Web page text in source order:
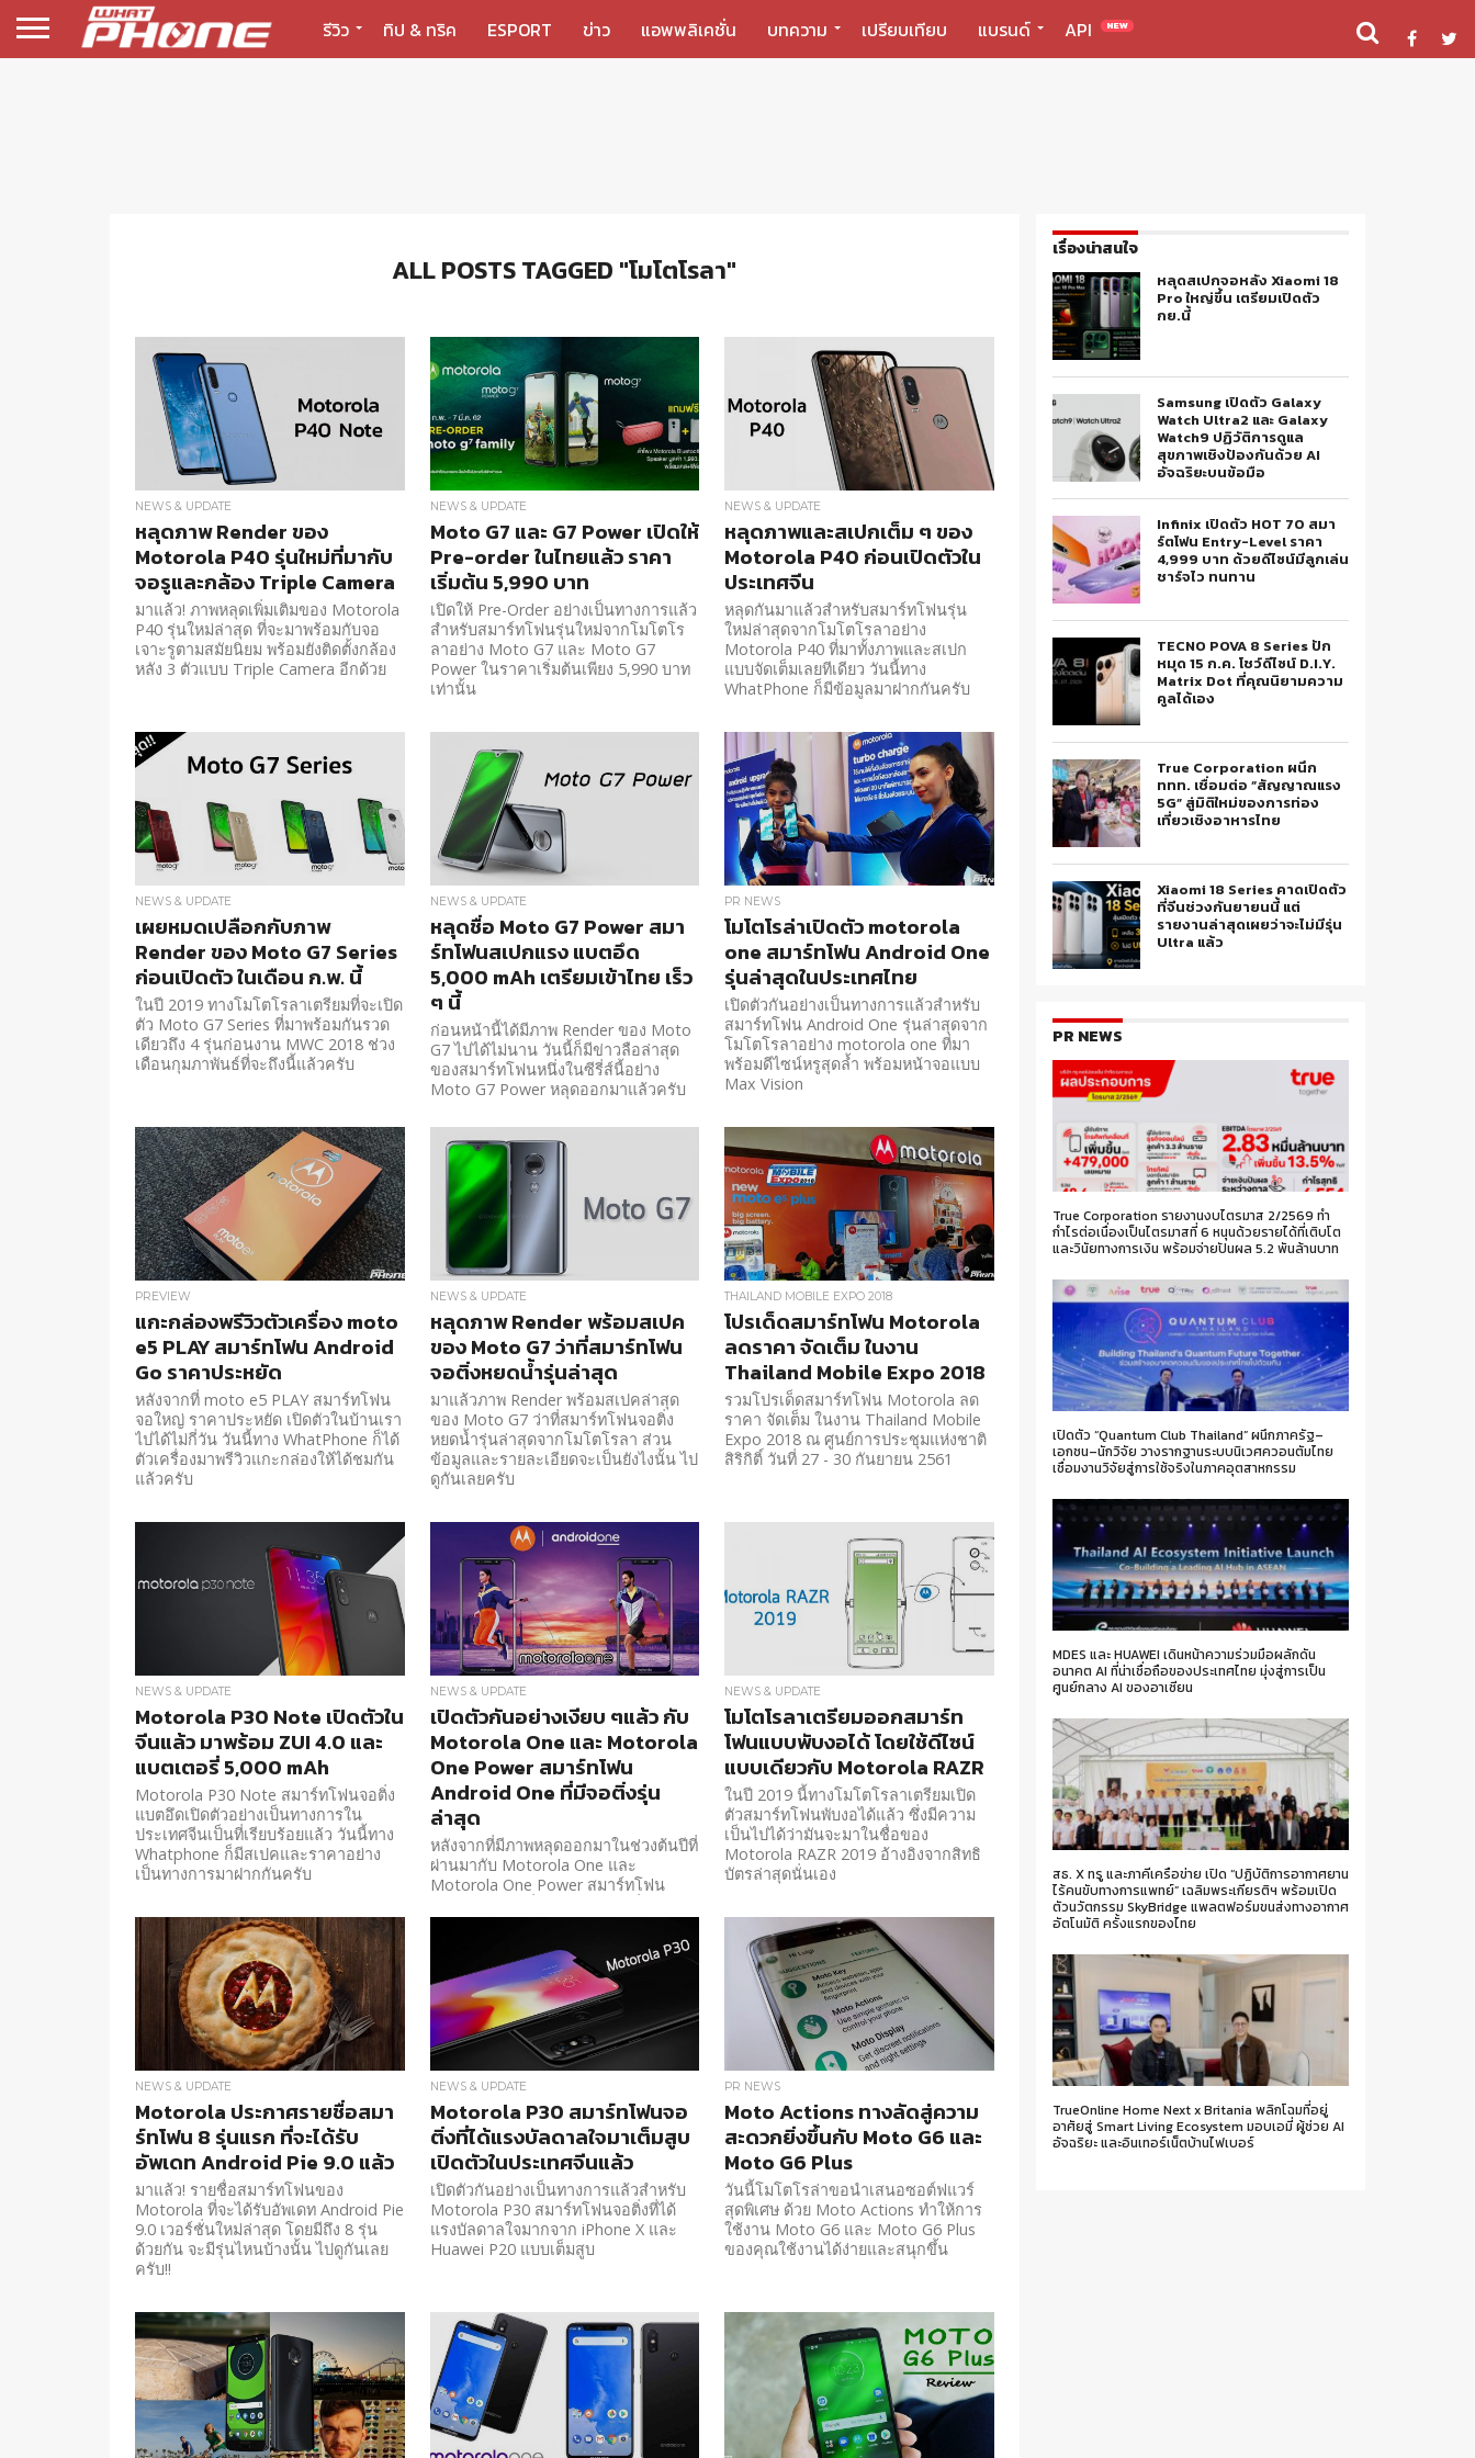
รีวิว ทิป & ทริค ESPORT ข่าว แอพพลิเคชั่น บทความ เปรียบเทียบ แบรนด์ API NEW
ALL POSTS TAGGED "โมโตโรลา"
NEWS & UPDATE
หลุดภาพ Render ของ
Motorola P40 รุ่นใหม่ที่มากับ
จอรูและกล้อง Triple Camera
มาแล้ว! ภาพหลุดเพิ่มเติมของ Motorola
P40 รุ่นใหม่ล่าสุด ที่จะมาพร้อมกับจอ
เจาะรูตามสมัยนิยม พร้อมยังติดตั้งกล้อง
หลัง 3 ตัวแบบ Triple Camera อีกด้วย
NEWS & UPDATE
Moto G7 และ G7 Power เปิดให้
Pre-order ในไทยแล้ว ราคา
เริ่มต้น 5,990 บาท
เปิดให้ Pre-Order อย่างเป็นทางการแล้ว
สำหรับสมาร์ทโฟนรุ่นใหม่จากโมโตโร
ลาอย่าง Moto G7 และ Moto G7
Power ในราคาเริ่มต้นเพียง 5,990 บาท
เท่านั้น
NEWS & UPDATE
หลุดภาพและสเปกเต็ม ๆ ของ
Motorola P40 ก่อนเปิดตัวใน
ประเทศจีน
หลุดกันมาแล้วสำหรับสมาร์ทโฟนรุ่น
ใหม่ล่าสุดจากโมโตโรลาอย่าง
Motorola P40 ที่มาทั้งภาพและสเปก
แบบจัดเต็มเลยทีเดียว วันนี้ทาง
WhatPhone ก็มีข้อมูลมาฝากกันครับ
NEWS & UPDATE
เผยหมดเปลือกกับภาพ
Render ของ Moto G7 Series
ก่อนเปิดตัว ในเดือน ก.พ. นี้
ในปี 2019 ทางโมโตโรลาเตรียมที่จะเปิด
ตัว Moto G7 Series ที่มาพร้อมกันรวด
เดียวถึง 4 รุ่นก่อนงาน MWC 2018 ช่วง
เดือนกุมภาพันธ์ที่จะถึงนี้แล้วครับ
NEWS & UPDATE
หลุดชื่อ Moto G7 Power สมา
ร์ทโฟนสเปกแรง แบตอึด
5,000 mAh เตรียมเข้าไทย เร็ว
ๆ นี้
ก่อนหน้านี้ได้มีภาพ Render ของ Moto
G7 ไปได้ไม่นาน วันนี้ก็มีข่าวลือล่าสุด
ของสมาร์ทโฟนหนึ่งในซีรี่ส์นี้อย่าง
Moto G7 Power หลุดออกมาแล้วครับ
PR NEWS
โมโตโรล่าเปิดตัว motorola
one สมาร์ทโฟน Android One
รุ่นล่าสุดในประเทศไทย
เปิดตัวกันอย่างเป็นทางการแล้วสำหรับ
สมาร์ทโฟน Android One รุ่นล่าสุดจาก
โมโตโรลาอย่าง motorola one ที่มา
พร้อมดีไซน์หรูสุดล้ำ พร้อมหน้าจอแบบ
Max Vision
PREVIEW
แกะกล่องพรีวิวตัวเครื่อง moto
e5 PLAY สมาร์ทโฟน Android
Go ราคาประหยัด
หลังจากที่ moto e5 PLAY สมาร์ทโฟน
จอใหญ่ ราคาประหยัด เปิดตัวในบ้านเรา
ไปได้ไม่กี่วัน วันนี้ทาง WhatPhone ก็ได้
ตัวเครื่องมาพรีวิวแกะกล่องให้ได้ชมกัน
แล้วครับ
NEWS & UPDATE
หลุดภาพ Render พร้อมสเปค
ของ Moto G7 ว่าที่สมาร์ทโฟน
จอติ่งหยดน้ำรุ่นล่าสุด
มาแล้วภาพ Render พร้อมสเปคล่าสุด
ของ Moto G7 ว่าที่สมาร์ทโฟนจอติ่ง
หยดน้ำรุ่นล่าสุดจากโมโตโรลา ส่วน
ข้อมูลและรายละเอียดจะเป็นยังไงนั้น ไป
ดูกันเลยครับ
THAILAND MOBILE EXPO 2018
โปรเด็ดสมาร์ทโฟน Motorola
ลดราคา จัดเต็ม ในงาน
Thailand Mobile Expo 2018
รวมโปรเด็ดสมาร์ทโฟน Motorola ลด
ราคา จัดเต็ม ในงาน Thailand Mobile
Expo 2018 ณ ศูนย์การประชุมแห่งชาติ
สิริกิติ์ วันที่ 27 - 30 กันยายน 2561
NEWS & UPDATE
Motorola P30 Note เปิดตัวใน
จีนแล้ว มาพร้อม ZUI 4.0 และ
แบตเตอรี่ 5,000 mAh
Motorola P30 Note สมาร์ทโฟนจอติ่ง
แบตอึดเปิดตัวอย่างเป็นทางการใน
ประเทศจีนเป็นที่เรียบร้อยแล้ว วันนี้ทาง
Whatphone ก็มีสเปคและราคาอย่าง
เป็นทางการมาฝากกันครับ
NEWS & UPDATE
เปิดตัวกันอย่างเงียบ ๆแล้ว กับ
Motorola One และ Motorola
One Power สมาร์ทโฟน
Android One ที่มีจอติ่งรุ่น
ล่าสุด
หลังจากที่มีภาพหลุดออกมาในช่วงต้นปีที่
ผ่านมากับ Motorola One และ
Motorola One Power สมาร์ทโฟน
ล่าสุด ก็ได้เปิดตัวแล้ว
NEWS & UPDATE
โมโตโรลาเตรียมออกสมาร์ท
โฟนแบบพับงอได้ โดยใช้ดีไซน์
แบบเดียวกับ Motorola RAZR
ในปี 2019 นี้ทางโมโตโรลาเตรียมเปิด
ตัวสมาร์ทโฟนพับงอได้แล้ว ซึ่งมีความ
เป็นไปได้ว่ามันจะมาในชื่อของ
Motorola RAZR 2019 อ้างอิงจากสิทธิ
บัตรล่าสุดนั่นเอง
NEWS & UPDATE
Motorola ประกาศรายชื่อสมา
ร์ทโฟน 8 รุ่นแรก ที่จะได้รับ
อัพเดท Android Pie 9.0 แล้ว
มาแล้ว! รายชื่อสมาร์ทโฟนของ
Motorola ที่จะได้รับอัพเดท Android Pie
9.0 เวอร์ชั่นใหม่ล่าสุด โดยมีถึง 8 รุ่น
ด้วยกัน จะมีรุ่นไหนบ้างนั้น ไปดูกันเลย
ครับ!!
NEWS & UPDATE
Motorola P30 สมาร์ทโฟนจอ
ติ่งที่ได้แรงบัลดาลใจมาเต็มสูบ
เปิดตัวในประเทศจีนแล้ว
เปิดตัวกันอย่างเป็นทางการแล้วสำหรับ
Motorola P30 สมาร์ทโฟนจอติ่งที่ได้
แรงบัลดาลใจมากจาก iPhone X และ
Huawei P20 แบบเต็มสูบ
PR NEWS
Moto Actions ทางลัดสู่ความ
สะดวกยิ่งขึ้นกับ Moto G6 และ
Moto G6 Plus
วันนี้โมโตโรล่าขอนำเสนอซอต์ฟแวร์
สุดพิเศษ ด้วย Moto Actions ทำให้การ
ใช้งาน Moto G6 และ Moto G6 Plus
ของคุณใช้งานได้ง่ายและสนุกขึ้น
เรื่องน่าสนใจ
หลุดสเปกจอหลัง Xiaomi 18
Pro ใหญ่ขึ้น เตรียมเปิดตัว
กย.นี้
Samsung เปิดตัว Galaxy
Watch Ultra2 และ Galaxy
Watch9 ปฏิวัติการดูแล
สุขภาพเชิงป้องกันด้วย AI
อัจฉริยะบนข้อมือ
Infinix เปิดตัว HOT 70 สมา
ร์ตโฟน Entry-Level ราคา
4,999 บาท ด้วยดีไซน์มีลูกเล่น
ชาร์จไว ทนทาน
TECNO POVA 8 Series ปัก
หมุด 15 ก.ค. โชว์ดีไซน์ D.I.Y.
Matrix Dot ที่คุณนิยามความ
คูลได้เอง
True Corporation ผนึก
ททท. เชื่อมต่อ “สัญญาณแรง
5G” สู่มิติใหม่ของการท่อง
เที่ยวเชิงอาหารไทย
Xiaomi 18 Series คาดเปิดตัว
ที่จีนช่วงกันยายนนี้ แต่
รายงานล่าสุดเผยว่าจะไม่มีรุ่น
Ultra แล้ว
PR NEWS
True Corporation รายงานงบไตรมาส 2/2569 ทำ
กำไรต่อเนื่องเป็นไตรมาสที่ 6 หนุนด้วยรายได้ที่เติบโต
และวินัยทางการเงิน พร้อมจ่ายปันผล 5.2 พันล้านบาท
เปิดตัว “Quantum Club Thailand” ผนึกภาครัฐ–
เอกชน–นักวิจัย วางรากฐานระบบนิเวศควอนตัมไทย
เชื่อมงานวิจัยสู่การใช้จริงในภาคอุตสาหกรรม
MDES และ HUAWEI เดินหน้าความร่วมมือผลักดัน
อนาคต AI ที่น่าเชื่อถือของประเทศไทย มุ่งสู่การเป็น
ศูนย์กลาง AI ของอาเซียน
สธ. X ทรู และภาคีเครือข่าย เปิด “ปฏิบัติการอากาศยาน
ไร้คนขับทางการแพทย์” เฉลิมพระเกียรติฯ พร้อมเปิด
ตัวนวัตกรรม SkyBridge แพลตฟอร์มขนส่งทางอากาศ
อัตโนมัติ ครั้งแรกของไทย
TrueOnline Home Next x Britania พลิกโฉมที่อยู่
อาศัยสู่ Smart Living Ecosystem มอบเอมี่ ผู้ช่วย AI
อัจฉริยะ และอินเทอร์เน็ตบ้านไฟเบอร์